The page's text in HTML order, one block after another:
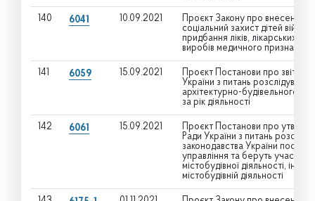
140 6041 10.09.2021
Проєкт Закону про внесення
соціальний захист дітей
придбання ліків, лікарських
виробів медичного
141 6059 15.09.2021
Проєкт Постанови про звіт
України з питань
архітектурно-будівельного
за рік діяльності
142 6061 15.09.2021
Проєкт Постанови про
Ради України з питань
законодавства України
управління та беруть участь у
містобудівної діяльності,
містобудівній діяльності